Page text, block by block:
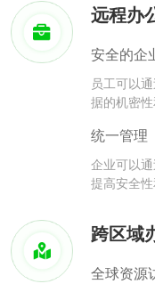
远程办
安全的企
员工可以
据的机密性
统一管理
企业可以
提高安全性
跨区域
全球资源